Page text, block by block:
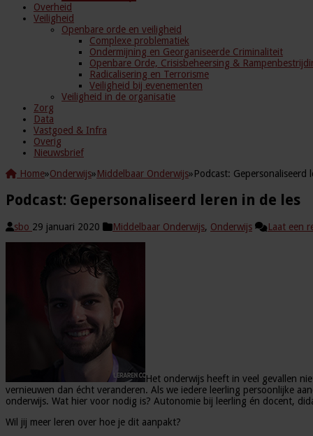
Overheid
Veiligheid
Openbare orde en veiligheid
Complexe problematiek
Ondermijning en Georganiseerde Criminaliteit
Openbare Orde, Crisisbeheersing &
Radicalisering en Terrorisme
Veiligheid bij evenementen
Veiligheid in de organisatie
Zorg
Data
Vastgoed & Infra
Overig
Nieuwsbrief
Home»Onderwijs»Middelbaar Onderwijs»Podcast: Gepersonaliseerd
Podcast: Gepersonaliseerd leren in de les
sbo 29 januari 2020 Middelbaar Onderwijs, Onderwijs Laat een
Het onderwijs heeft in veel gevallen
vernieuwen dan écht veranderen. Als we iedere leerling persoonlijke
onderwijs. Wat hier voor nodig is? Autonomie bij leerling én docent,
Wil jij meer leren over hoe je dit aanpakt?